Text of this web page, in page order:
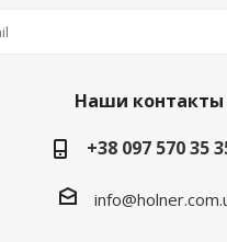
Наши контакты
+38 097 570 35